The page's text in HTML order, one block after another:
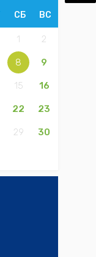
СБ ВС
1 2
8 9
15 16
22 23
29 30